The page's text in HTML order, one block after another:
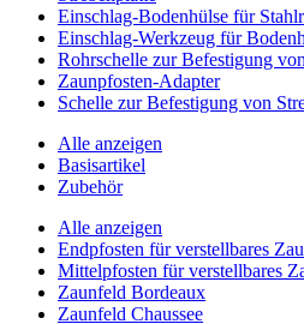
Einschlag-Bodenhülse für
Einschlag-Werkzeug für
Rohrschelle zur Befestigung
Zaunpfosten-Adapter
Schelle zur Befestigung von
Alle anzeigen
Basisartikel
Zubehör
Alle anzeigen
Endpfosten für verstellbares
Mittelpfosten für verstellbares
Zaunfeld Bordeaux
Zaunfeld Chaussee